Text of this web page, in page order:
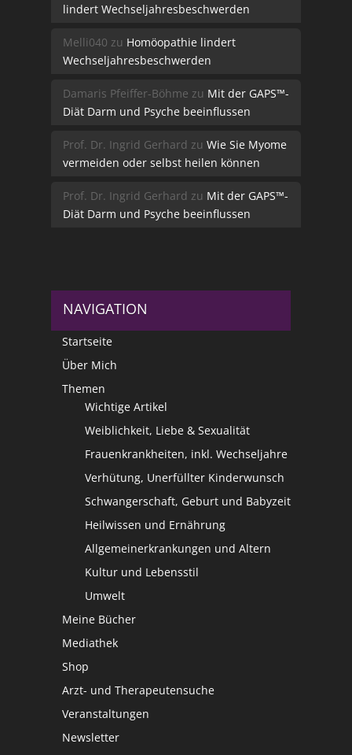
lindert Wechseljahresbeschwerden
Melli040 zu Homöopathie lindert
Wechseljahresbeschwerden
Damaris Pfeiffer-Böhme zu Mit der GAPS™-
Diät Darm und Psyche beeinflussen
Prof. Dr. Ingrid Gerhard zu Wie Sie Myome
vermeiden oder selbst heilen können
Prof. Dr. Ingrid Gerhard zu Mit der GAPS™-
Diät Darm und Psyche beeinflussen
NAVIGATION
Startseite
Über Mich
Themen
Wichtige Artikel
Weiblichkeit, Liebe & Sexualität
Frauenkrankheiten, inkl. Wechseljahre
Verhütung, Unerfüllter Kinderwunsch
Schwangerschaft, Geburt und Babyzeit
Heilwissen und Ernährung
Allgemeinerkrankungen und Altern
Kultur und Lebensstil
Umwelt
Meine Bücher
Mediathek
Shop
Arzt- und Therapeutensuche
Veranstaltungen
Newsletter